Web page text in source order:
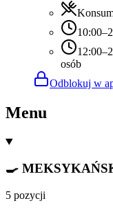
osób
Odblokuj w
Menu
🍳
5 pozycji